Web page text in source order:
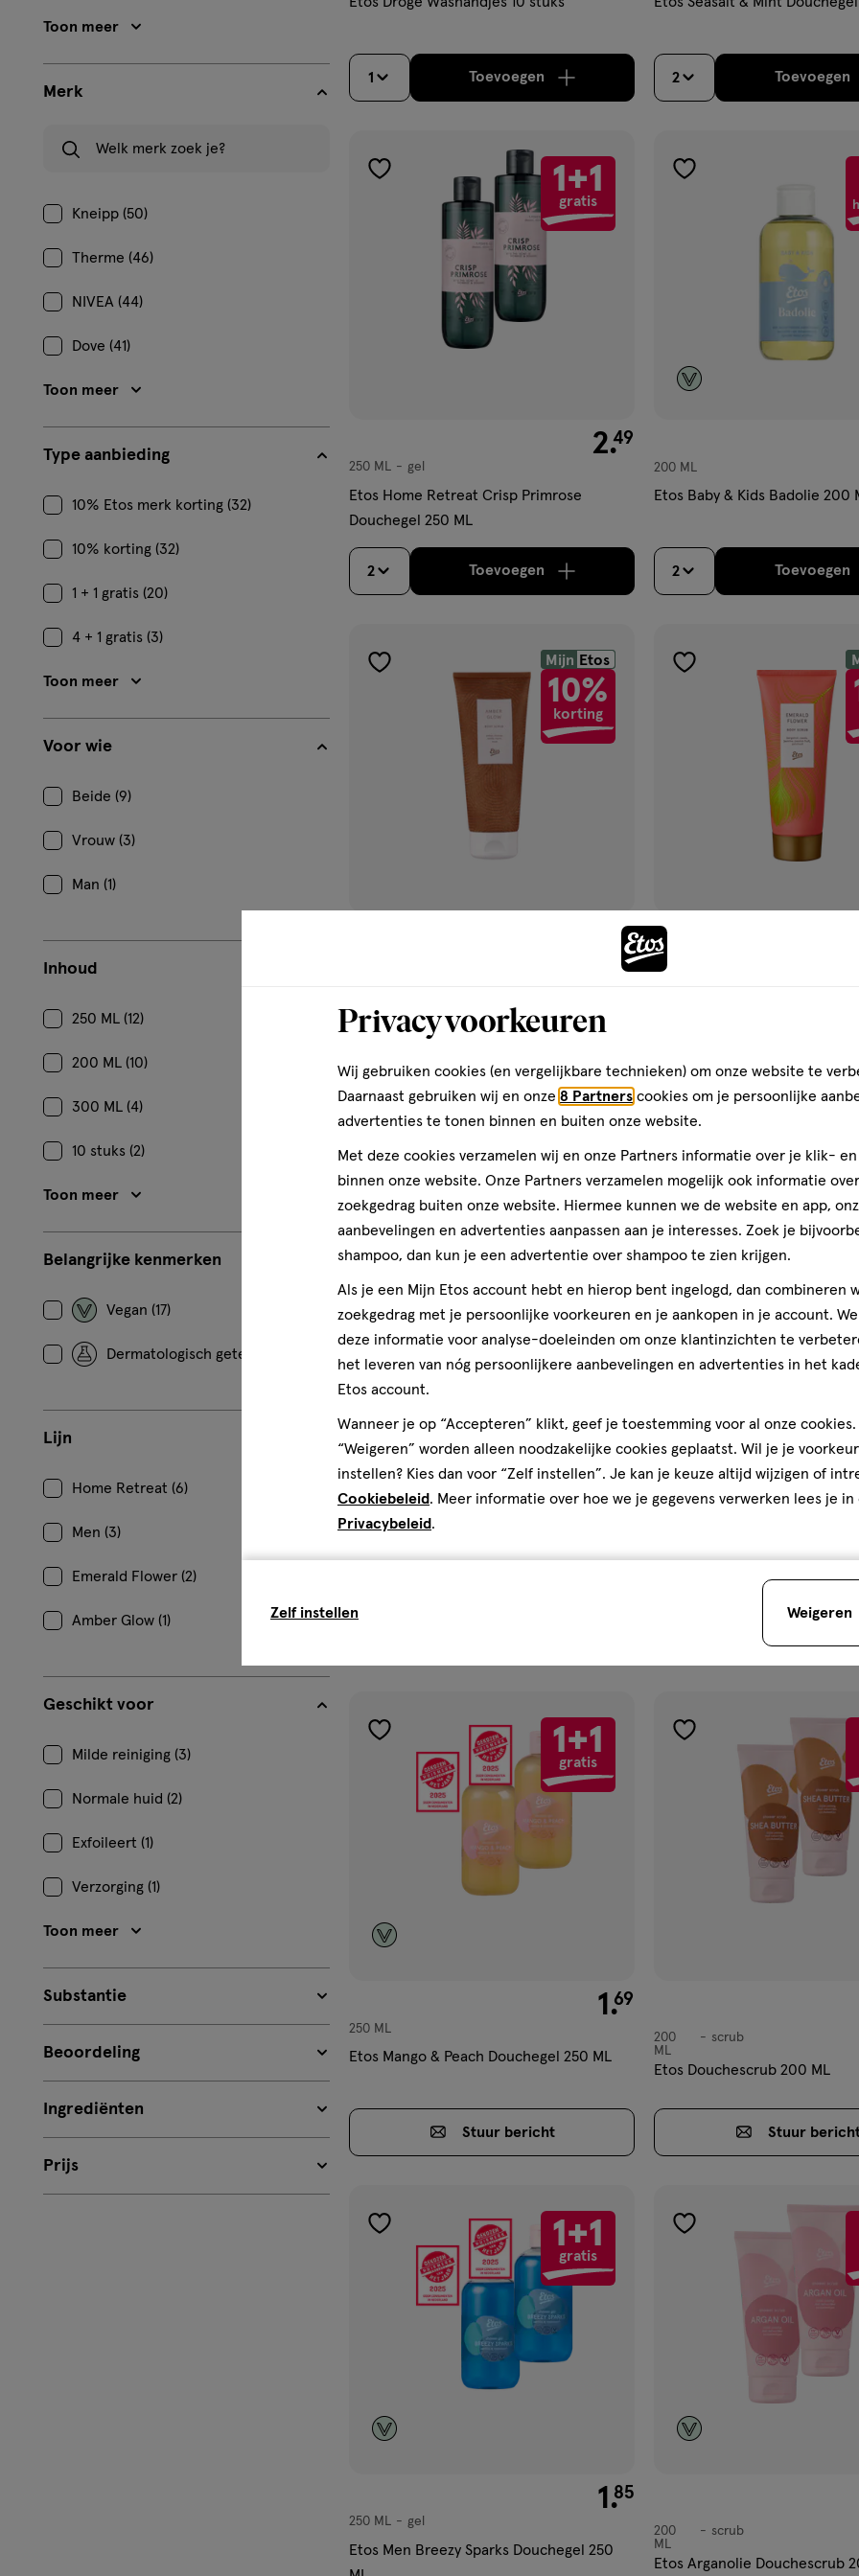
Toon meer
Merk
Kneipp (50)
Therme (46)
NIVEA (44)
Dove (41)
Toon meer
Type aanbieding
10% Etos merk korting (32)
10% korting (32)
1 + 1 gratis (20)
4 + 1 gratis (3)
Toon meer
Voor wie
Beide (9)
Vrouw (3)
Man (1)
Inhoud
250 ML (12)
200 ML (10)
300 ML (4)
10 stuks (2)
Toon meer
Belangrijke kenmerken
Vegan (17)
Dermatologisch getest (9)
Lijn
Home Retreat (6)
Men (3)
Emerald Flower (2)
Amber Glow (1)
Geschikt voor
Milde reiniging (3)
Normale huid (2)
Exfoileert (1)
Verzorging (1)
Toon meer
Substantie
Beoordeling
Ingrediënten
Prijs
1 Toevoegenverhoog aantal met één, Limiet bereikt.Je kan
2 Toevoegen
1+1
gratis
toevoegen
€ 2.49
2.49
gel
250 ML gel
Etos Home Retreat Crisp Primrose
Douchegel 250 ML
2 Toevoegenverhoog aantal met één, Bijna uitverkocht!Er
toevoegen
200 ML
Etos Baby & Kids Badolie 200
2 Toevoegen
Mijn Etos
10%
korting
toevoegen
van € 4.99 voor € 4.49
49
1 Toevoegenverhoog aantal met één ,Bijna uitverkocht!Er
toevoegen
scrub
200
Toevoegen
4+1
toevoegen
verlanglijst
€ 2.49
2.49
75 ML scrub
Etos Home Retreat Crisp Primrose
Bijna uitverkocht!Er
toevoegen
verlanglijst
Etos Bamboo & Matcha
1+1
gratis
toevoegen
verlanglijst
€ 1.69
1 .69
250 ML
Etos Mango & Peach Douchegel 250 ML
Stuur bericht
toevoegen
verlanglijst
scrub
200
ML
scrub
Etos Douchescrub 200 ML
Stuur
1+1
gratis
toevoegen
verlanglijst
€ 1.85
1 .85
gel
250 ML gel
Etos Men Breezy Sparks Douchegel 250
toevoegen
scrub
200
ML
scrub
Etos Arganolie Douchescrub
Gratis bezorging vanaf €35 Gratis retour binnen 30
Privacy voorkeuren
Wij gebruiken cookies (en vergelijkbare technieken) om onze website te
Daarnaast gebruiken wij en onze 8 Partners cookies om je persoonlijke
advertenties te tonen binnen en buiten onze website.
Met deze cookies verzamelen wij en onze Partners informatie over je klik-
binnen onze website. Onze Partners verzamelen mogelijk ook informatie
zoekgedrag buiten onze website. Hiermee kunnen we de website en app,
aanbevelingen en advertenties aanpassen aan je interesses. Zoek je
shampoo, dan kun je een advertentie over shampoo te zien krijgen.
Als je een Mijn Etos account hebt en hierop bent ingelogd, dan combineren
zoekgedrag met je persoonlijke voorkeuren en je aankopen in je account.
deze informatie voor analyse-doeleinden om onze klantinzichten te
het leveren van nóg persoonlijkere aanbevelingen en advertenties in het
Etos account.
Wanneer je op “Accepteren” klikt, geef je toestemming voor al onze cookies.
“Weigeren” worden alleen noodzakelijke cookies geplaatst. Wil je je
instellen? Kies dan voor “Zelf instellen”. Je kan je keuze altijd wijzigen of
Cookiebeleid. Meer informatie over hoe we je gegevens verwerken lees je in
Privacybeleid.
Zelf instellen Weigeren